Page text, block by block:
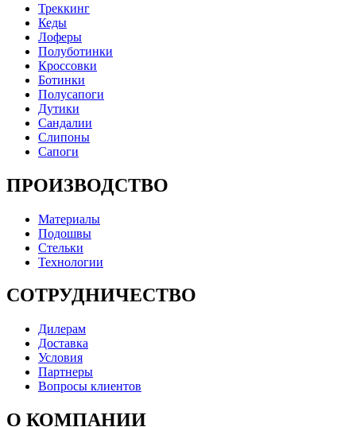
Треккинг
Кеды
Лоферы
Полуботинки
Кроссовки
Ботинки
Полусапоги
Дутики
Сандалии
Слипоны
Сапоги
ПРОИЗВОДСТВО
Материалы
Подошвы
Стельки
Технологии
СОТРУДНИЧЕСТВО
Дилерам
Доставка
Условия
Партнеры
Вопросы клиентов
О КОМПАНИИ